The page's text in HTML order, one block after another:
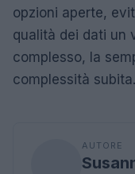
opzioni aperte,
qualità dei dati un
complesso, la
complessità subita.
AUTORE